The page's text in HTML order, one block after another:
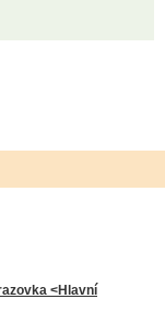
<Hlavní